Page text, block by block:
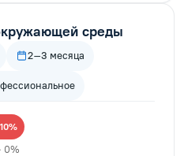
среды
2–3 месяца
0%